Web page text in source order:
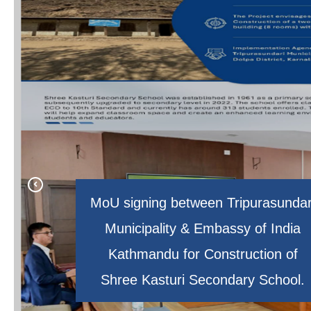
MoU signing between
Municipality & Embassy of India
Kathmandu for Construction of
Shree Kasturi Secondary School.
त्रिपुरासुन्दरी नगरपािलकामा FTTH सेवा
वाला त्रिपुरासुन्दरी माताको मन्दिर ।
नगरपालिका केन्द्र त्रिपुराकोट वगर ।
प्रमुख जिल्ला अधिकारी ज्यूलाई
स्वागत ।